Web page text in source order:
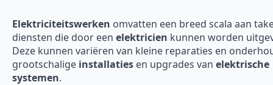
Elektriciteitswerken omvatten een breed scala aan
diensten die door een elektricien kunnen worden
Deze kunnen variëren van kleine reparaties en
grootschalige installaties en upgrades van elektrische
systemen.